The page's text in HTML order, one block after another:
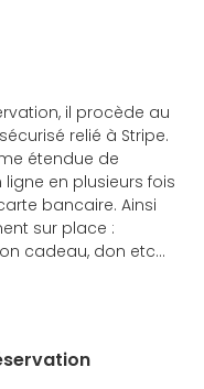
il procède au
relié à Stripe.
étendue de
en plusieurs fois
bancaire. Ainsi
sur place :
cadeau, don etc…